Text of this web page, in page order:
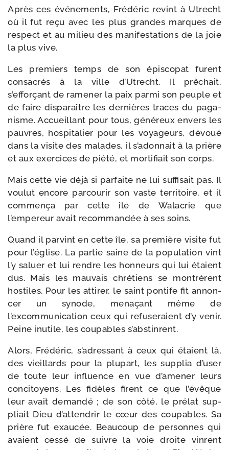
Après ces évé­ne­ments, Frédéric revint à Utrecht
où il fut reçu avec les plus grandes marques de
res­pect et au milieu des manifes­tations de la joie
la plus vive.
Les pre­miers temps de son épis­co­pat furent
consa­crés à la ville d’Utrecht. Il prê­chait,
s’efforçant de rame­ner la paix par­mi son peuple et
de faire dis­pa­raître les der­nières traces du paga­
nisme. Accueillant pour tous, géné­reux envers les
pauvres, hos­pi­ta­lier pour les voya­geurs, dévoué
dans la visite des malades, il s’adonnait à la prière
et aux exer­cices de pié­té, et mor­ti­fiait son corps.
Mais cette vie déjà si par­faite ne lui suf­fi­sait pas. Il
vou­lut encore par­cou­rir son vaste ter­ri­toire, et il
com­men­ça par cette île de Walacrie que
l’empereur avait recom­man­dée à ses soins.
Quand il par­vint en cette île, sa pre­mière visite fut
pour l’église. La par­tie saine de la popu­la­tion vint
l’y saluer et lui rendre les hon­neurs qui lui étaient
dus. Mais les mau­vais chré­tiens se mon­trèrent
hos­tiles. Pour les atti­rer, le saint pon­tife fit annon­
cer un synode, mena­çant même de
l’excommunication ceux qui refuse­raient d’y venir.
Peine inutile, les cou­pables s’abstinrent.
Alors, Frédéric, s’adressant à ceux qui étaient là,
des vieillards pour la plu­part, les sup­plia d’user
de toute leur influence en vue d’amener leurs
conci­toyens. Les fidèles firent ce que l’évêque
leur avait deman­dé ; de son côté, le pré­lat sup­
pliait Dieu d’attendrir le cœur des cou­pables. Sa
prière fut exau­cée. Beaucoup de per­sonnes qui
avaient ces­sé de suivre la voie droite vinrent